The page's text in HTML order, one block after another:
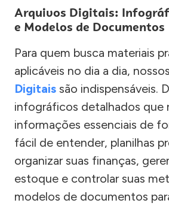
Arquivos Digitais:
e Modelos de Documentos
Para quem busca materiais
aplicáveis no dia a dia, nossos
Digitais são indispensáveis.
infográficos detalhados que
informações essenciais de
fácil de entender, planilhas
organizar suas finanças,
estoque e controlar suas
modelos de documentos